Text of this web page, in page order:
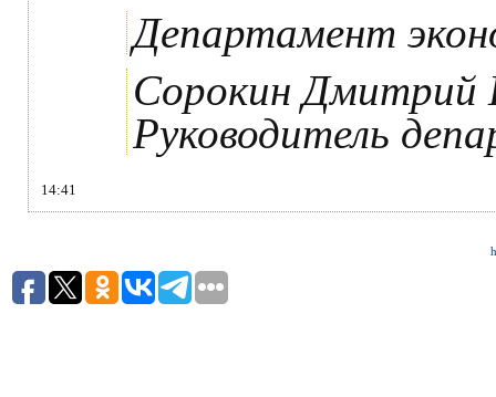
Департамент
Сорокин Дмитрий
Руководитель
14:41